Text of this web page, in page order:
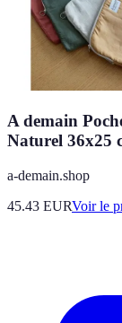
A demain
Naturel 36x25
a-demain.shop
45.43 EURVoir le